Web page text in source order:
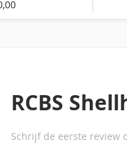
RCBS
Schrijf de eerste review